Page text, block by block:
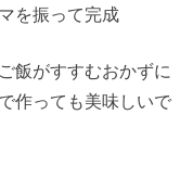
を振って完成
飯がすすむおかずに
作っても美味しいで